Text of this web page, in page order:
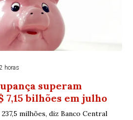
horas
superam
7,15 bilhões em julho
milhões, diz Banco Central